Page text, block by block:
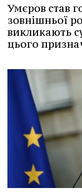
Умєров став
зовнішньої
викликають
цього